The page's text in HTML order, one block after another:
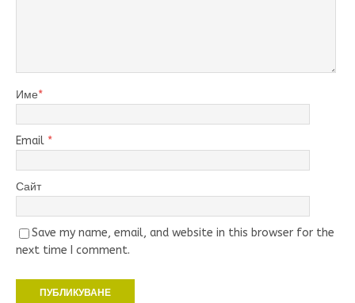
Име*
Email *
Сайт
Save my name, email, and website in this browser for the
next time I comment.